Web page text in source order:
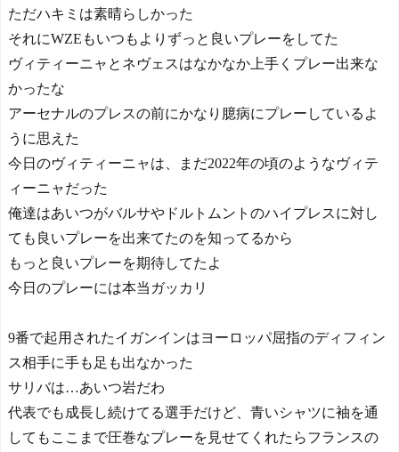
ただハキミは素晴らしかった
それにWZEもいつもよりずっと良いプレーをしてた
ヴィティーニャとネヴェスはなかなか上手くプレー出来な
かったな
アーセナルのプレスの前にかなり臆病にプレーしているよ
うに思えた
今日のヴィティーニャは、まだ2022年の頃のようなヴィテ
ィーニャだった
俺達はあいつがバルサやドルトムントのハイプレスに対し
ても良いプレーを出来てたのを知ってるから
もっと良いプレーを期待してたよ
今日のプレーには本当ガッカリ
9番で起用されたイガンインはヨーロッパ屈指のディフィン
ス相手に手も足も出なかった
サリバは…あいつ岩だわ
代表でも成長し続けてる選手だけど、青いシャツに袖を通
してもここまで圧巻なプレーを見せてくれたらフランスの